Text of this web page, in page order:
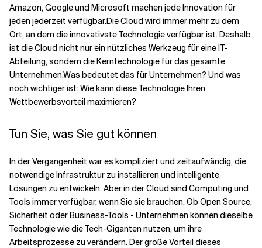
Verwandte Themen
Amazon, Google und Microsoft machen jede Innovation für
jeden jederzeit verfügbar.Die Cloud wird immer mehr zu dem
Ort, an dem die innovativste Technologie verfügbar ist. Deshalb
ist die Cloud nicht nur ein nützliches Werkzeug für eine IT-
Abteilung, sondern die Kerntechnologie für das gesamte
Unternehmen.Was bedeutet das für Unternehmen? Und was
noch wichtiger ist: Wie kann diese Technologie Ihren
Wettbewerbsvorteil maximieren?
Tun Sie, was Sie gut können
In der Vergangenheit war es kompliziert und zeitaufwändig, die
notwendige Infrastruktur zu installieren und intelligente
Lösungen zu entwickeln. Aber in der Cloud sind Computing und
Tools immer verfügbar, wenn Sie sie brauchen. Ob Open Source,
Sicherheit oder Business-Tools - Unternehmen können dieselbe
Technologie wie die Tech-Giganten nutzen, um ihre
Arbeitsprozesse zu verändern. Der große Vorteil dieses